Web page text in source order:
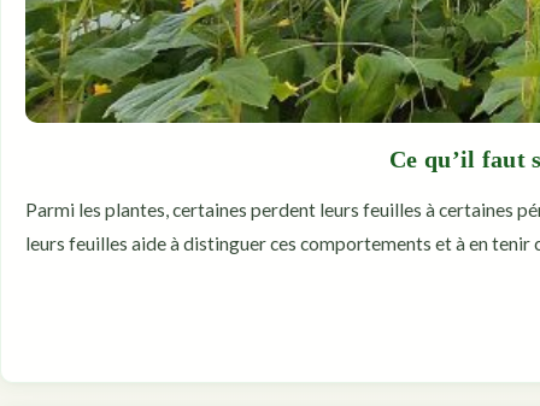
Ce qu’il faut
Parmi les plantes, certaines perdent leurs feuilles à certaines
leurs feuilles aide à distinguer ces comportements et à en tenir